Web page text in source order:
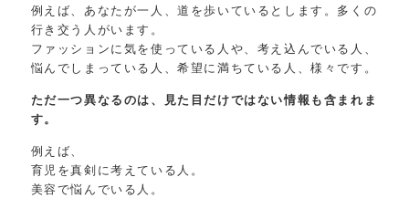
例えば、あなたが一人、道を歩いているとします。多くの
行き交う人がいます。
ファッションに気を使っている人や、考え込んでいる人、
悩んでしまっている人、希望に満ちている人、様々です。
ただ一つ異なるのは、見た目だけではない情報も含まれま
す。
例えば、
育児を真剣に考えている人。
美容で悩んでいる人。